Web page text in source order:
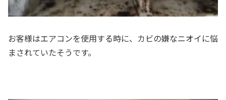
お客様はエアコンを使用する時に、カビの嫌なニオイに悩
まされていたそうです。